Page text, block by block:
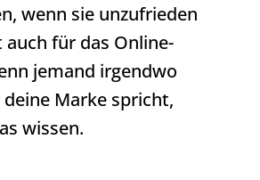
wenn sie unzufrieden
auch für das Online-
jemand irgendwo
Marke spricht,
wissen.